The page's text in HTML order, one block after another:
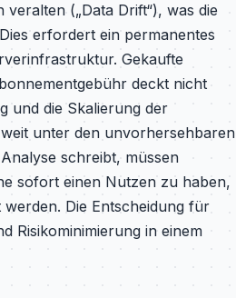
(„Data Drift“), was die
erfordert ein permanentes
Gekaufte
deckt nicht
und die Skalierung der
unter den unvorhersehbaren
schreibt, müssen
sofort einen Nutzen zu haben,
Die Entscheidung für
Risikominimierung in einem